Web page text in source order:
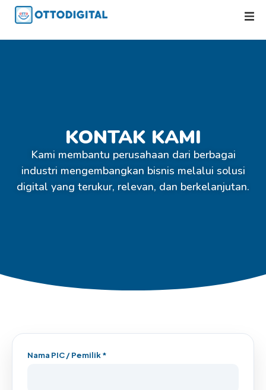
KONTAK KAMI
Kami membantu perusahaan dari berbagai
industri mengembangkan bisnis melalui solusi
digital yang terukur, relevan, dan berkelanjutan.
Nama PIC / Pemilik *